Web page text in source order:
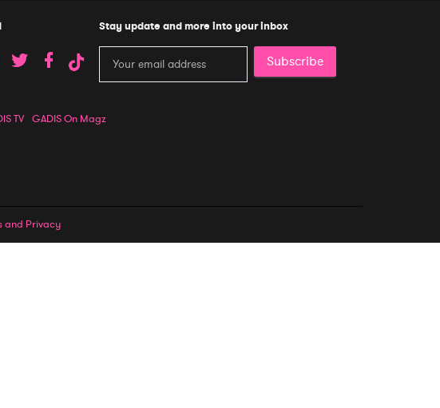
Stay update and more into your inbox
Subscribe
TV GADIS On Magz
and Privacy